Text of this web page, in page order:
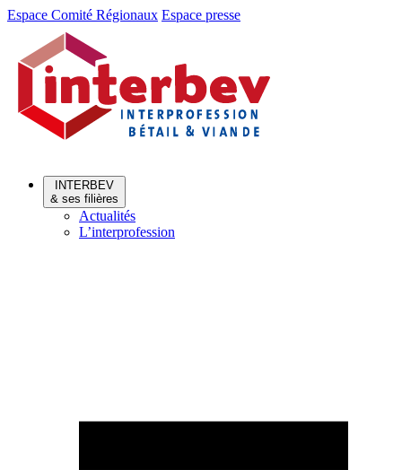
Aller
Aller
contenu
Espace Comité Régionaux Espace presse
INTERBEV
& ses filières
Actualités
L’interprofession